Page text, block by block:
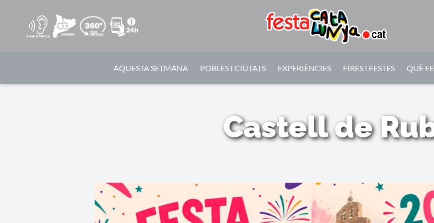
AQUESTA SETMANA POBLES I CIUTATS EXPERIÈNCIES FIRES I FESTES QUÈ
Castell de